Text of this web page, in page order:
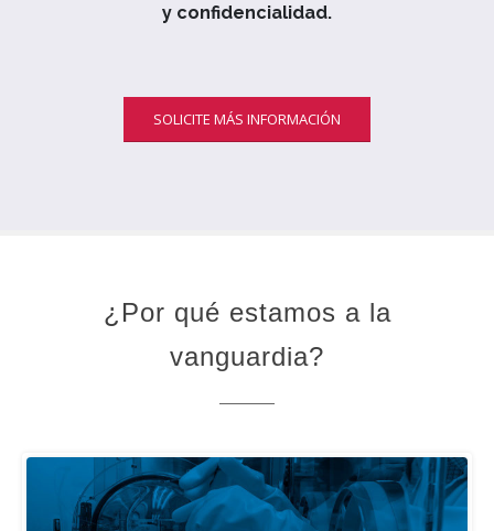
y confidencialidad.
SOLICITE MÁS INFORMACIÓN
¿Por qué estamos a la
vanguardia?